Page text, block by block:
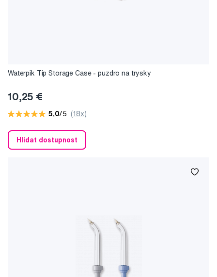
Waterpik Tip Storage Case - puzdro na trysky
10,25 €
5,0/5 (18x)
Hlídat dostupnost